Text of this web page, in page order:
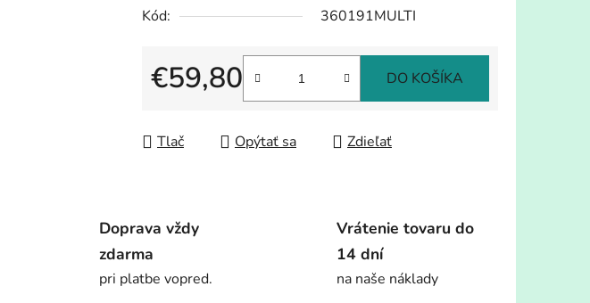
Kód:
360191MULTI
€59,80
Jednotková cena:
DO KOŠÍKA
Tlač Opýtať sa Zdieľať
Doprava vždy
zdarma
pri platbe vopred.
Vrátenie tovaru do
14 dní
na naše náklady